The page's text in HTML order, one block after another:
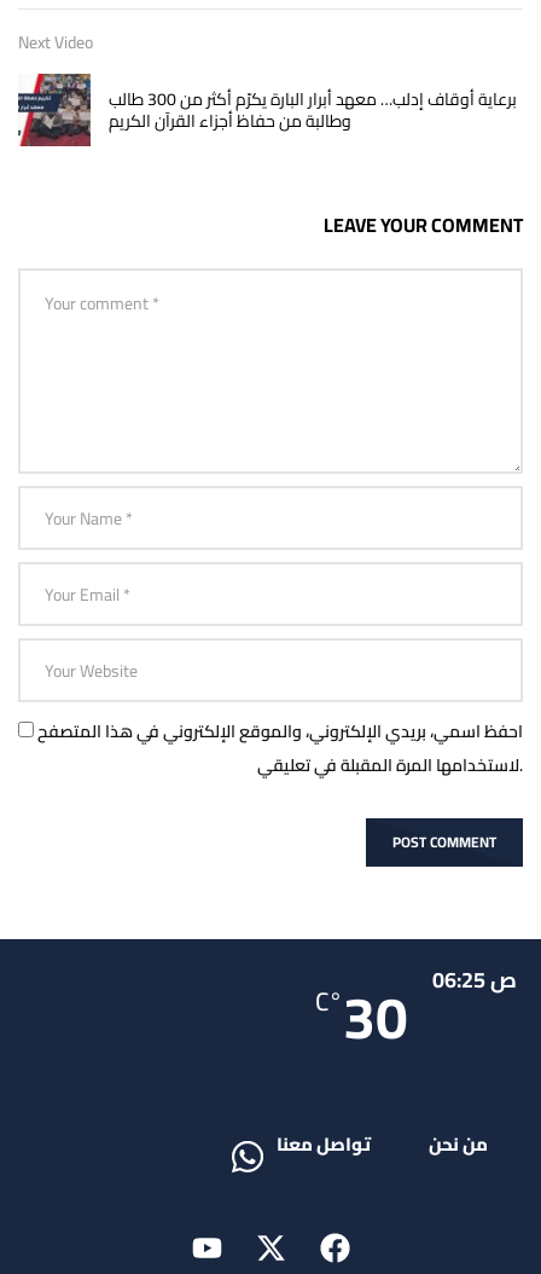
Next Video
برعاية أوقاف إدلب… معهد أبرار البارة يكرّم أكثر من 300 طالب
وطالبة من حفاظ أجزاء القرآن الكريم
LEAVE YOUR COMMENT
احفظ اسمي، بريدي الإلكتروني، والموقع الإلكتروني في هذا المتصفح
لاستخدامها المرة المقبلة في تعليقي.
ص 06:25 30
°C
من نحن تواصل معنا